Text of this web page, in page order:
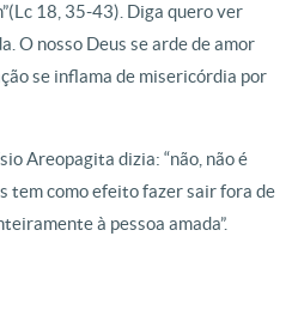
18, 35-43). Diga quero ver
O nosso Deus se arde de amor
se inflama de misericórdia por
Areopagita dizia: “não, não é
tem como efeito fazer sair fora de
à pessoa amada”.